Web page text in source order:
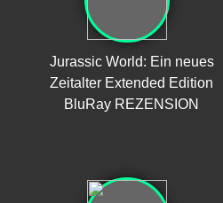
Jurassic World: Ein neues
Zeitalter Extended Edition
BluRay REZENSION